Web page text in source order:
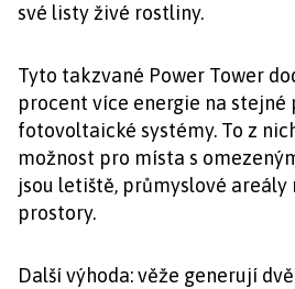
své listy živé rostliny.
Tyto takzvané Power Tower
procent více energie na stejné
fotovoltaické systémy. To z
možnost pro místa s
jsou letiště, průmyslové areály
prostory.
Další výhoda: věže generují